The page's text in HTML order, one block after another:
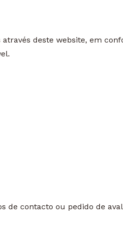
deste website, em
de contacto ou pedido de